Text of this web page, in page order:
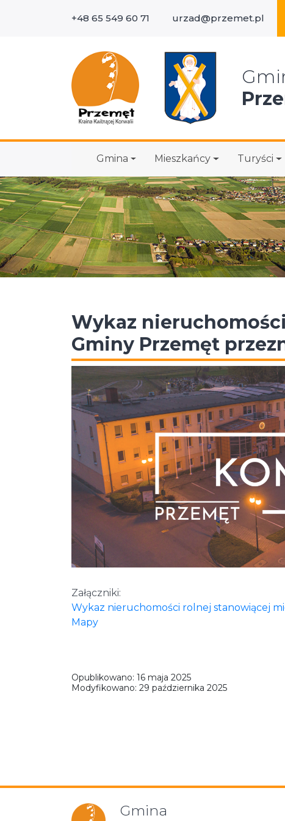
+48 65 549 60 71 urzad@przemet.pl
Gmina Mieszkańcy Turyści
Wykaz
Gminy Przemęt
Załączniki:
Wykaz nieruchomości rolnej stanowiącej
Mapy
Opublikowano: 16 maja 2025
Modyfikowano: 29 października 2025
Gmina